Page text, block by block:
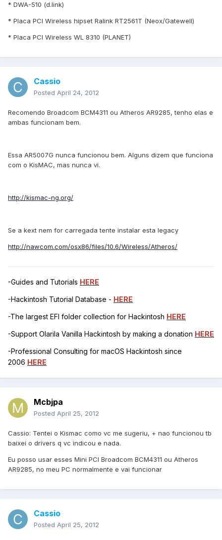
* DWA-510 (d.link)
* Placa PCI Wireless hipset Ralink RT2561T (Neox/Gatewell)
* Placa PCI Wireless WL 8310 (PLANET)
Cassio
Posted April 24, 2012
Recomendo Broadcom BCM4311 ou Atheros AR9285, tenho elas e
ambas funcionam bem.
Essa AR5007G nunca funcionou bem. Alguns dizem que funciona
com o KisMAC, mas nunca vi.
http://kismac-ng.org/
Se a kext nem for carregada tente instalar esta legacy
http://nawcom.com/osx86/files/10.6/Wireless/Atheros/
-Guides and Tutorials HERE
-Hackintosh Tutorial Database - HERE
-The largest EFI folder collection for Hackintosh HERE
-Support Olarila Vanilla Hackintosh by making a donation HERE
-Professional Consulting for macOS Hackintosh since
2006 HERE
Mcbjpa
Posted April 25, 2012
Cassio: Tentei o Kismac como vc me sugeriu, + nao funcionou tb
baixei o drivers q vc indicou e nada.
Eu posso usar esses Mini PCI Broadcom BCM4311 ou Atheros
AR9285, no meu PC normalmente e vai funcionar
Cassio
Posted April 25, 2012